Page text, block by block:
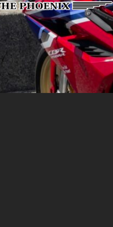
Nakeinos
world
|
ナ